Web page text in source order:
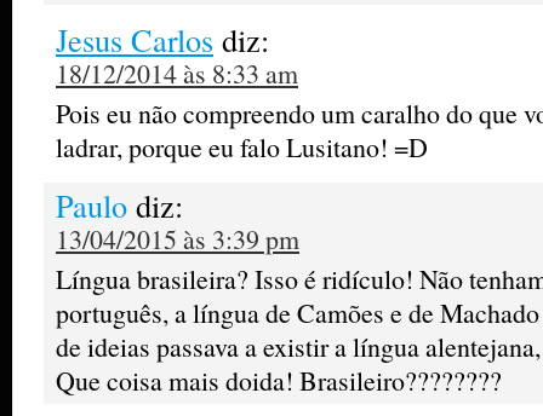
Jesus Carlos diz:
18/12/2014 às 8:33 am
Pois eu não compreendo um caralho do que
ladrar, porque eu falo Lusitano! =D
Paulo diz:
13/04/2015 às 3:39 pm
Língua brasileira? Isso é ridículo! Não
português, a língua de Camões e de
de ideias passava a existir a língua
Que coisa mais doida! Brasileiro????????